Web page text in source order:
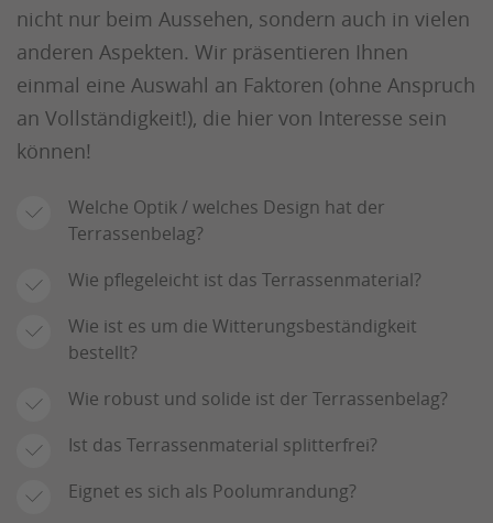
nicht nur beim Aussehen, sondern auch in vielen
anderen Aspekten. Wir präsentieren Ihnen
einmal eine Auswahl an Faktoren (ohne Anspruch
an Vollständigkeit!), die hier von Interesse sein
können!
Welche Optik / welches Design hat der
Terrassenbelag?
Wie pflegeleicht ist das Terrassenmaterial?
Wie ist es um die Witterungsbeständigkeit
bestellt?
Wie robust und solide ist der Terrassenbelag?
Ist das Terrassenmaterial splitterfrei?
Eignet es sich als Poolumrandung?